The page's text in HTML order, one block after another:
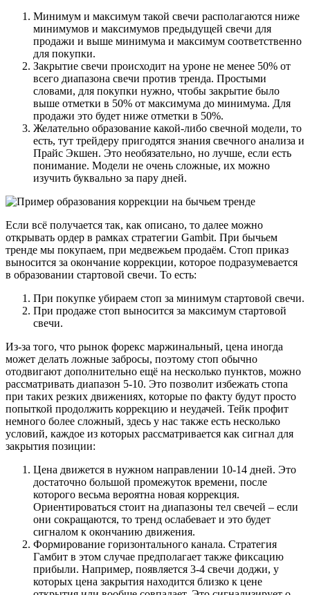
Минимум и максимум такой свечи располагаются ниже
минимумов и максимумов предыдущей свечи для
продажи и выше минимума и максимум соответственно
для покупки.
Закрытие свечи происходит на уроне не менее 50% от
всего диапазона свечи против тренда. Простыми
словами, для покупки нужно, чтобы закрытие было
выше отметки в 50% от максимума до минимума. Для
продажи это будет ниже отметки в 50%.
Желательно образование какой-либо свечной модели, то
есть, тут трейдеру пригодятся знания свечного анализа и
Прайс Экшен. Это необязательно, но лучше, если есть
понимание. Модели не очень сложные, их можно
изучить буквально за пару дней.
Если всё получается так, как описано, то далее можно
открывать ордер в рамках стратегии Gambit. При бычьем
тренде мы покупаем, при медвежьем продаём. Стоп приказ
выносится за окончание коррекции, которое подразумевается
в образовании стартовой свечи. То есть:
При покупке убираем стоп за минимум стартовой свечи.
При продаже стоп выносится за максимум стартовой
свечи.
Из-за того, что рынок форекс маржинальный, цена иногда
может делать ложные забросы, поэтому стоп обычно
отодвигают дополнительно ещё на несколько пунктов, можно
рассматривать диапазон 5-10. Это позволит избежать стопа
при таких резких движениях, которые по факту будут просто
попыткой продолжить коррекцию и неудачей. Тейк профит
немного более сложный, здесь у нас также есть несколько
условий, каждое из которых рассматривается как сигнал для
закрытия позиции:
Цена движется в нужном направлении 10-14 дней. Это
достаточно большой промежуток времени, после
которого весьма вероятна новая коррекция.
Ориентироваться стоит на диапазоны тел свечей – если
они сокращаются, то тренд ослабевает и это будет
сигналом к окончанию движения.
Формирование горизонтального канала. Стратегия
Гамбит в этом случае предполагает также фиксацию
прибыли. Например, появляется 3-4 свечи доджи, у
которых цена закрытия находится близко к цене